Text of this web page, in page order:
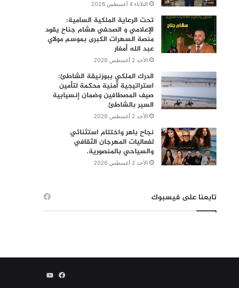
الثلاثاء 4 أغسطس 2026
تحت الرعاية الملكية السامية:
الإعلامي و الصحفي هشام جناح يقود
منصة السهرات الكبرى بموسم مولاي
عبد الله أمغار
الأحد 2 أغسطس 2026
الدرك الملكي ببوزنيقة الشاطئ:
استراتيجية أمنية محكمة لتأمين
صيف المصطافين وضمان إنسيابية
السير بالشاطئ
الأحد 2 أغسطس 2026
نجاح باهر واختتام استثنائي
لفعاليات المهرجان الثقافي
والسياحي بالمنصورية.
الأحد 2 أغسطس 2026
تابعنا على فيسبوك
فيسبوكيوتيوب